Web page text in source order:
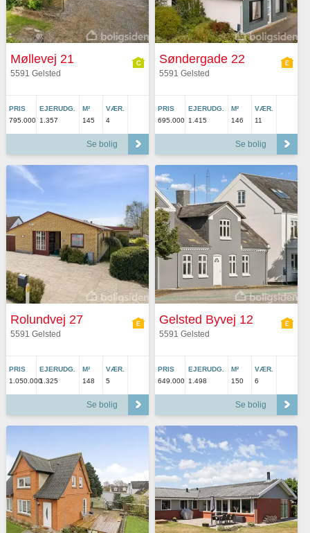
Møllevej 21
5591 Gelsted
PRIS
795.000
EJERUDG.
1.357
M²
145
VÆR.
4
Se bolig
Søndergade 22
5591 Gelsted
PRIS
695.000
EJERUDG.
1.415
M²
146
VÆR.
11
Se bolig
Rolundvej 27
5591 Gelsted
PRIS
1.050.000
EJERUDG.
1.325
M²
148
VÆR.
5
Se bolig
Gelsted Byvej 12
5591 Gelsted
PRIS
649.000
EJERUDG.
1.498
M²
150
VÆR.
6
Se bolig